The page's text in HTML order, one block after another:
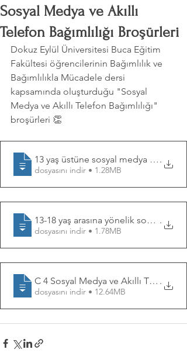
Sosyal Medya ve Akıllı
Telefon Bağımlılığı Broşürleri
Dokuz Eylül Üniversitesi Buca Eğitim
Fakültesi öğrencilerinin Bağımlılık ve
Bağımlılıkla Mücadele dersi
kapsamında oluşturduğu "Sosyal
Medya ve Akıllı Telefon Bağımlılığı"
broşürleri 👏
13 yaş üstüne sosyal medya akıllı
.
dosyasını indir • 1.28MB
13-18 yaş arasına yönelik sosyal.
dosyasını indir • 1.78MB
C 4 Sosyal Medya ve Akıllı Telefon
.
dosyasını indir • 12.64MB